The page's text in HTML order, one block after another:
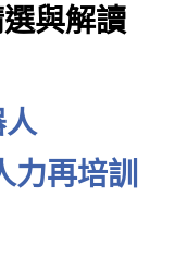
與解讀
再培訓